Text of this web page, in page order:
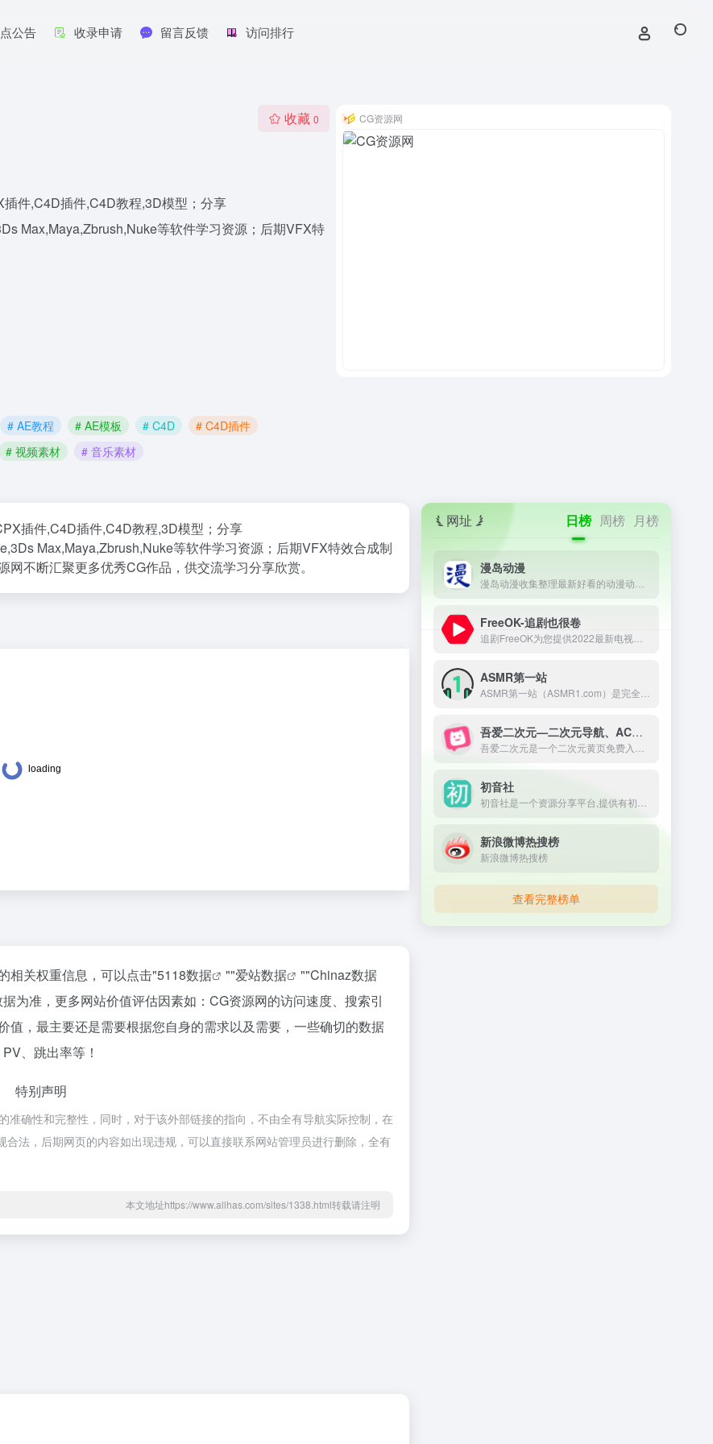
公告 收录申请 留言反馈 访问排行
收藏 0
件,C4D插件,C4D教程,3D模型；分享
Max,Maya,Zbrush,Nuke等软件学习资源；后期VFX特
# AE教程 # AE模板 # C4D
# C4D插件
# 视频素材 # 音乐素材
CG资源网
插件,C4D插件,C4D教程,3D模型；分享
Max,Maya,Zbrush,Nuke等软件学习资源；后期VFX特效合成制
不断汇聚更多优秀CG作品，供交流学习分享欣赏。
相关权重信息，可以点击"5118数据 ""爱站数据 ""Chinaz数据
为准，更多网站价值评估因素如：CG资源网的访问速度、搜索引
，最主要还是需要根据您自身的需求以及需要，一些确切的数据
、跳出率等！
特别声明
确性和完整性，同时，对于该外部链接的指向，不由全有导航实际控制，在
法，后期网页的内容如出现违规，可以直接联系网站管理员进行删除，全有
本文地址https://www.allhas.com/sites/1338.html转载请注明
网址 日榜 周榜 月榜
漫岛动漫
FreeOK-追剧也很卷
ASMR第一站
吾爱二次元—二次元导航、ACG导航、宅男导航
初音社
新浪微博热搜榜
新浪微博热搜榜
查看完整榜单